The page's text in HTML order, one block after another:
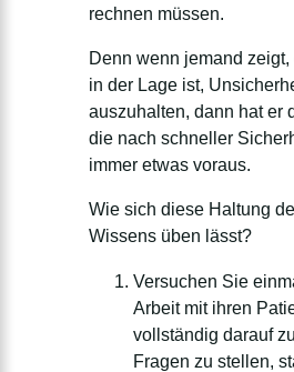
rechnen müssen.
Denn wenn jemand zeigt,
in der Lage ist,
auszuhalten, dann hat er
die nach schneller
immer etwas voraus.
Wie sich diese Haltung
Wissens üben lässt?
Versuchen Sie
Arbeit mit ihren
vollständig darauf
Fragen zu stellen,